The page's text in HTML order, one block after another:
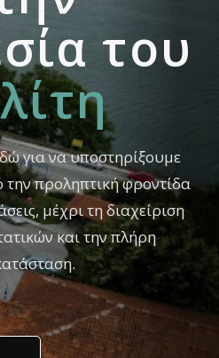
του
για να υποστηρίξουμε
προληπτική φροντίδα
μέχρι τη διαχείριση
και την πλήρη